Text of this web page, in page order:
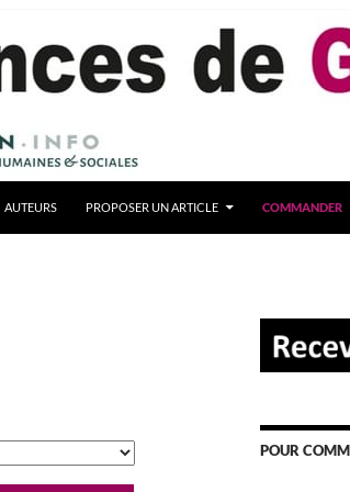
AUTEURS PROPOSER UN ARTICLE COMMANDER
POUR